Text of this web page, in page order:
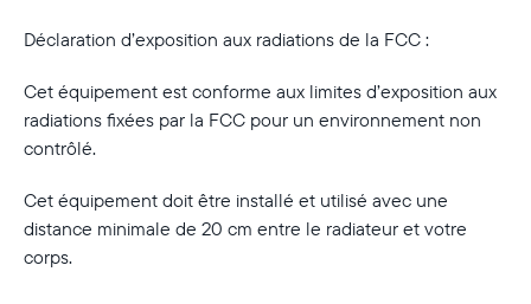
Déclaration d’exposition aux radiations de la FCC :
Cet équipement est conforme aux limites d’exposition aux
radiations fixées par la FCC pour un environnement non
contrôlé.
Cet équipement doit être installé et utilisé avec une
distance minimale de 20 cm entre le radiateur et votre
corps.